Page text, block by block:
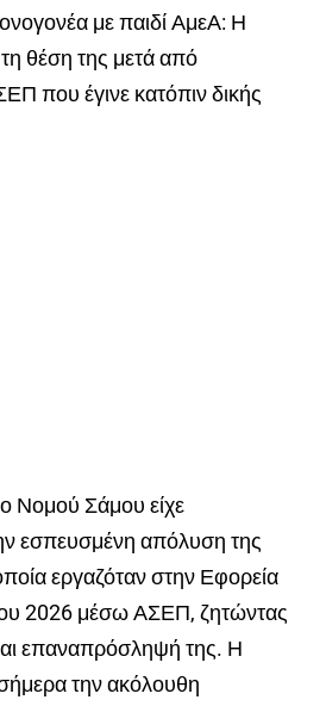
με παιδί ΑμεΑ: Η
θέση της μετά από
που έγινε κατόπιν δικής
Νομού Σάμου είχε
εσπευσμένη απόλυση της
εργαζόταν στην Εφορεία
2026 μέσω ΑΣΕΠ, ζητώντας
επαναπρόσληψή της. Η
την ακόλουθη